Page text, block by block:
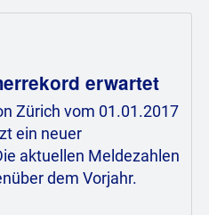
erwartet
Zürich vom 01.01.2017
ein neuer
aktuellen Meldezahlen
dem Vorjahr.